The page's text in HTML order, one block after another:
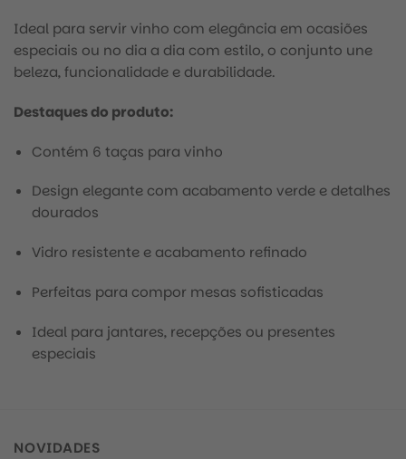
Ideal para servir vinho com elegância em ocasiões
especiais ou no dia a dia com estilo, o conjunto une
beleza, funcionalidade e durabilidade.
Destaques do produto:
Contém 6 taças para vinho
Design elegante com acabamento verde e detalhes
dourados
Vidro resistente e acabamento refinado
Perfeitas para compor mesas sofisticadas
Ideal para jantares, recepções ou presentes
especiais
NOVIDADES